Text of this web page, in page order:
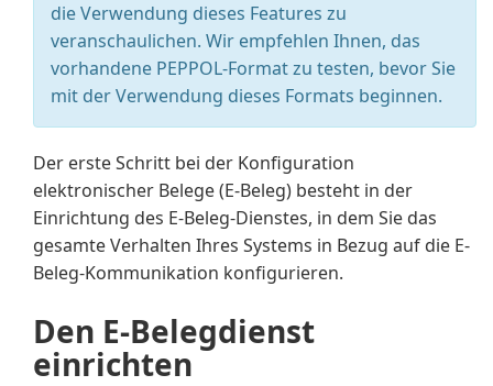
die Verwendung dieses Features zu
veranschaulichen. Wir empfehlen Ihnen, das
vorhandene PEPPOL-Format zu testen, bevor Sie
mit der Verwendung dieses Formats beginnen.
Der erste Schritt bei der Konfiguration
elektronischer Belege (E-Beleg) besteht in der
Einrichtung des E-Beleg-Dienstes, in dem Sie das
gesamte Verhalten Ihres Systems in Bezug auf die E-
Beleg-Kommunikation konfigurieren.
Den E-Belegdienst
einrichten